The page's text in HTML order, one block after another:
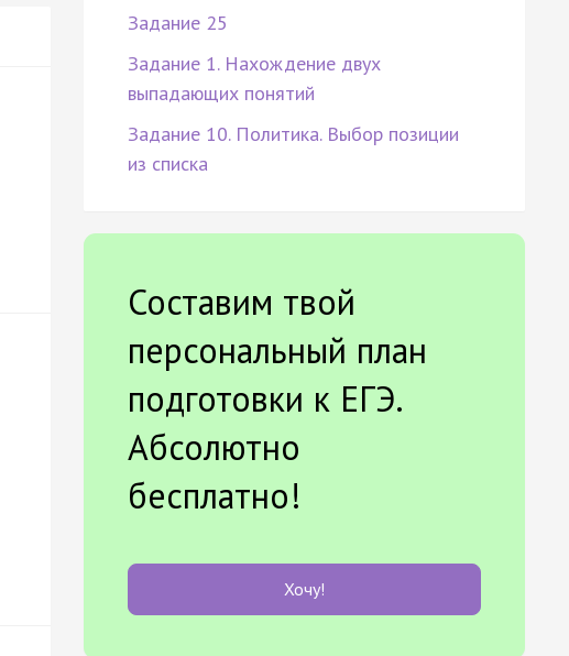
Задание 25
Задание 1. Нахождение двух
выпадающих понятий
Задание 10. Политика. Выбор позиции
из списка
Составим твой
персональный план
подготовки к ЕГЭ.
Абсолютно
бесплатно!
Хочу!